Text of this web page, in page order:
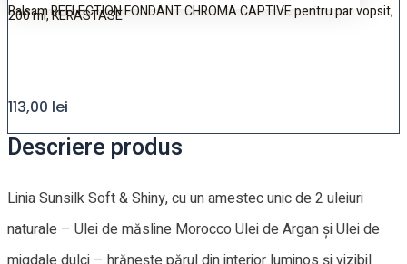
Balsam REFLECTION FONDANT CHROMA CAPTIVE pentru par vopsit,
200 ml, KERASTASE
113,00 lei
Descriere produs
Linia Sunsilk Soft & Shiny, cu un amestec unic de 2 uleiuri
naturale – Ulei de măsline Morocco Ulei de Argan și Ulei de